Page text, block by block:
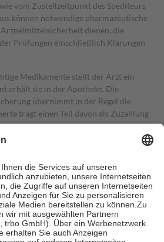
vom Zustellzeitpunkt des Spediteurs
können notwendige pharmazeutische
dienen, die
Prüfungen einschließlich Klärungen
Medikamente stellt der Arzt ein
erhält sie in der Apotheke. Die
übernimmt in der Regel die
trägt einen Teil davon als Zuzahlung
Zuzahlungen in Höhe von zehn
sind jedoch nie mehr als die tatsächlichen
auch für Online-Apotheken.
Krankenpflege beträgt die
Kosten sowie zehn Euro je
für ihre eigene Gesundheit zu